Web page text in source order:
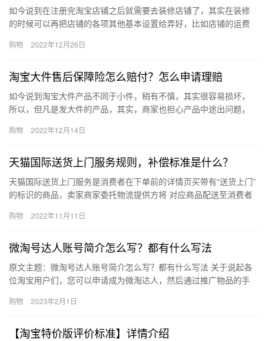
如今说到在注册完淘宝店铺之后就需要去装修店铺了，其实在装修
的时候可以再把店铺的各项其他基本设置给弄好，比如店铺的运费
淘宝开…
购物 2022年12月26日
淘宝大件售后保障险怎么赔付？怎么申请理赔
如今说到淘宝大件产品不同于小件，稍有不慎，其实很容易损坏，
所以，但凡是发大件的产品，其实，商家也担心产品中途出问题，
售后保…
购物 2022年12月14日
天猫国际送货上门服务规则，补偿标准是什么？
天猫国际送货上门服务是消费者在下单前的详情页买带有“送货上门”
的标识的商品，卖家商家委托物流提供方将 对应商品配送至消费者
…
购物 2022年11月11日
微淘号达人账号简介怎么写？都有什么写法
原文主题：微淘号达人账号简介怎么写？都有什么写法 关于说起各
位淘宝用户们，您可以申请成为微淘达人，然后通过推广物品的手
方面…
购物 2023年2月1日
【淘宝特价版评价标准】详情介绍